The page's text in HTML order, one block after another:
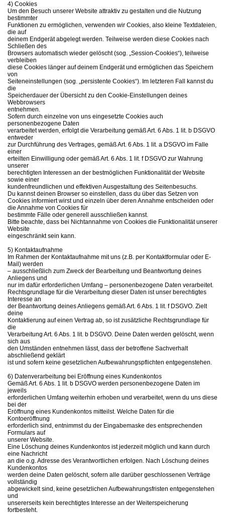
4) Cookies
Um den Besuch unserer Website attraktiv zu gestalten und die Nutzung
bestimmter
Funktionen zu ermöglichen, verwenden wir Cookies, also kleine Textdateien,
die auf
deinem Endgerät abgelegt werden. Teilweise werden diese Cookies nach
Schließen des
Browsers automatisch wieder gelöscht (sog. „Session-Cookies“), teilweise
verbleiben
diese Cookies länger auf deinem Endgerät und ermöglichen das Speichern
von
Seiteneinstellungen (sog. „persistente Cookies“). Im letzteren Fall kannst du
die
Speicherdauer der Übersicht zu den Cookie-Einstellungen deines
Webbrowsers
entnehmen.
Sofern durch einzelne von uns eingesetzte Cookies auch
personenbezogene Daten
verarbeitet werden, erfolgt die Verarbeitung gemäß Art. 6 Abs. 1 lit. b DSGVO
entweder
zur Durchführung des Vertrages, gemäß Art. 6 Abs. 1 lit. a DSGVO im Falle
einer
erteilten Einwilligung oder gemäß Art. 6 Abs. 1 lit. f DSGVO zur Wahrung
unserer
berechtigten Interessen an der bestmöglichen Funktionalität der Website
sowie einer
kundenfreundlichen und effektiven Ausgestaltung des Seitenbesuchs.
Du kannst deinen Browser so einstellen, dass du über das Setzen von
Cookies informiert wirst und einzeln über deren Annahme entscheiden oder
die Annahme von Cookies für
bestimmte Fälle oder generell ausschließen kannst.
Bitte beachte, dass bei Nichtannahme von Cookies die Funktionalität unserer
Website
eingeschränkt sein kann.
5) Kontaktaufnahme
Im Rahmen der Kontaktaufnahme mit uns (z.B. per Kontaktformular oder E-
Mail) werden
– ausschließlich zum Zweck der Bearbeitung und Beantwortung deines
Anliegens und
nur im dafür erforderlichen Umfang – personenbezogene Daten verarbeitet.
Rechtsgrundlage für die Verarbeitung dieser Daten ist unser berechtigtes
Interesse an
der Beantwortung deines Anliegens gemäß Art. 6 Abs. 1 lit. f DSGVO. Zielt
deine
Kontaktierung auf einen Vertrag ab, so ist zusätzliche Rechtsgrundlage für
die
Verarbeitung Art. 6 Abs. 1 lit. b DSGVO. Deine Daten werden gelöscht, wenn
sich aus
den Umständen entnehmen lässt, dass der betroffene Sachverhalt
abschließend geklärt
ist und sofern keine gesetzlichen Aufbewahrungspflichten entgegenstehen.
6) Datenverarbeitung bei Eröffnung eines Kundenkontos
Gemäß Art. 6 Abs. 1 lit. b DSGVO werden personenbezogene Daten im
jeweils
erforderlichen Umfang weiterhin erhoben und verarbeitet, wenn du uns diese
bei der
Eröffnung eines Kundenkontos mitteilst. Welche Daten für die
Kontoeröffnung
erforderlich sind, entnimmst du der Eingabemaske des entsprechenden
Formulars auf
unserer Website.
Eine Löschung deines Kundenkontos ist jederzeit möglich und kann durch
eine Nachricht
an die o.g. Adresse des Verantwortlichen erfolgen. Nach Löschung deines
Kundenkontos
werden deine Daten gelöscht, sofern alle darüber geschlossenen Verträge
vollständig
abgewickelt sind, keine gesetzlichen Aufbewahrungsfristen entgegenstehen
und
unsererseits kein berechtigtes Interesse an der Weiterspeicherung
fortbesteht.